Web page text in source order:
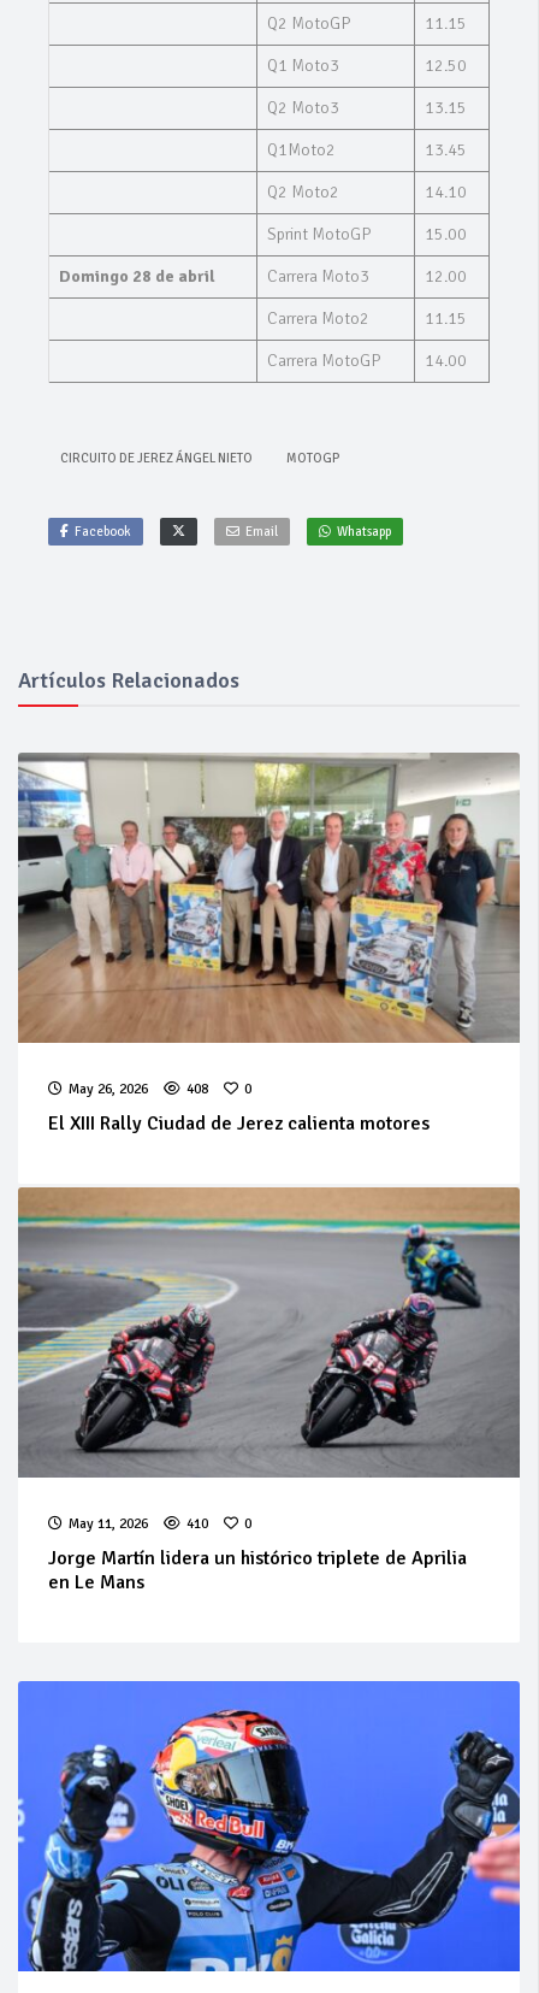
Q2 MotoGP 11.15
Q1 Moto3 12.50
Q2 Moto3 13.15
Q1Moto2 13.45
Q2 Moto2 14.10
Sprint MotoGP 15.00
Domingo 28 de abril Carrera Moto3 12.00
Carrera Moto2 11.15
Carrera MotoGP 14.00
CIRCUITO DE JEREZ ÁNGEL NIETO MOTOGP
Facebook Email Whatsapp
Artículos Relacionados
May 26, 2026 408 0
El XIII Rally Ciudad de Jerez calienta motores
May 11, 2026 410 0
Jorge Martín lidera un histórico triplete de Aprilia
en Le Mans